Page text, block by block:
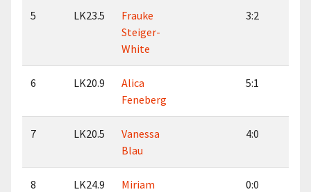
5 LK23.5
Frauke
Steiger-
White
3:2
6 LK20.9
Alica
Feneberg
5:1
7 LK20.5
Vanessa
Blau
4:0
8 LK24.9
Miriam
0:0